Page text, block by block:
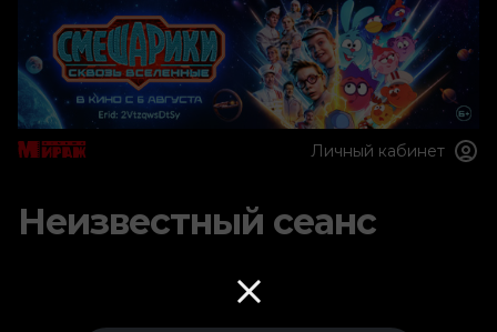
Личный кабинет
Неизвестный сеанс